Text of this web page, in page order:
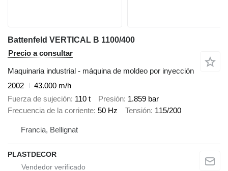
Battenfeld VERTICAL B 1100/400
Precio a consultar
Maquinaria industrial - máquina de moldeo por inyección
2002
43.000 m/h
Fuerza de sujeción 110 t Presión 1.859 bar
Frecuencia de la corriente 50 Hz Tensión 115/200
Francia, Bellignat
PLASTDECOR